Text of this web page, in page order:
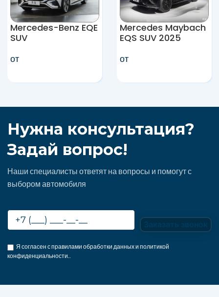
Mercedes-Benz EQE
SUV
от
Mercedes Maybach
EQS SUV 2025
от
Нужна консультация?
Задай вопрос!
Наши специалисты ответят на вопросы и помогут с
выбором автомобиля
Я согласен с правилами обработки данных и политикой
конфиденциальности..